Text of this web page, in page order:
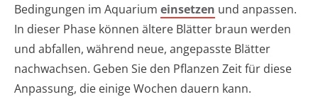
Bedingungen im Aquarium einsetzen und anpassen.
In dieser Phase können ältere Blätter braun werden
und abfallen, während neue, angepasste Blätter
nachwachsen. Geben Sie den Pflanzen Zeit für diese
Anpassung, die einige Wochen dauern kann.